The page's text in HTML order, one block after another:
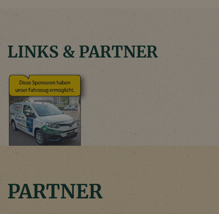
LINKS & PARTNER
PARTNER